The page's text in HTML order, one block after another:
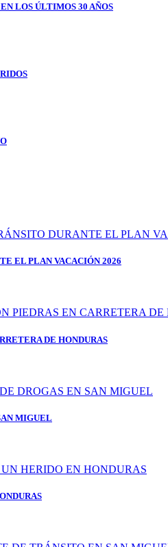
LOS ÚLTIMOS 30 AÑOS
EL PLAN VACACIÓN 2026
DE HONDURAS
MIGUEL